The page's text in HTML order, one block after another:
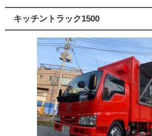
キッチントラック1500